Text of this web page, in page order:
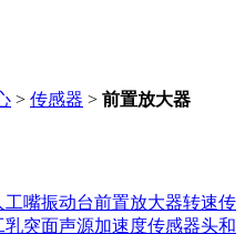
> 传感器 > 前置放大器
工嘴振动台前置放大器转速传
乳突面声源加速度传感器头和